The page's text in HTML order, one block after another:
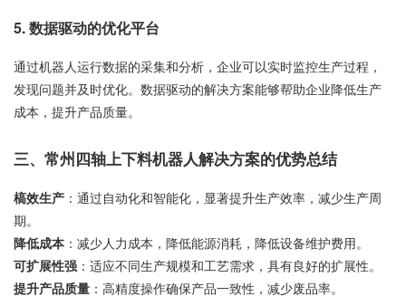
5.数据驱动的优化平台
通过机器人运行数据的采集和分析，企业可以实时监控生产过程，
发现问题并及时优化。数据驱动的解决方案能够帮助企业降低生产
成本，提升产品质量。
三、常州四轴上下料机器人解决方案的优势总结
槁效生产 ：通过自动化和智能化，显著提升生产效率，减少生产周
期。
降低成本 ：减少人力成本，降低能源消耗，降低设备维护费用。
可扩展性强 ：适应不同生产规模和工艺需求，具有良好的扩展性。
提升产品质量 ：高精度操作确保产品一致性，减少废品率。